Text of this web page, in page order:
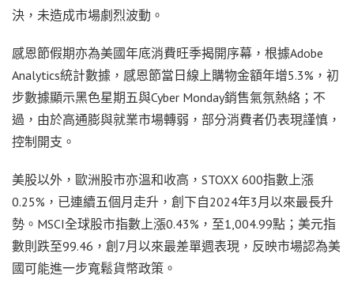
決，未造成市場劇烈波動。
感恩節假期亦為美國年底消費旺季揭開序幕，根據Adobe
Analytics統計數據，感恩節當日線上購物金額年增5.3%，初
步數據顯示黑色星期五與Cyber Monday銷售氣氛熱絡；不
過，由於高通膨與就業市場轉弱，部分消費者仍表現謹慎，
控制開支。
美股以外，歐洲股市亦溫和收高，STOXX 600指數上漲
0.25%，已連續五個月走升，創下自2024年3月以來最長升
勢。MSCI全球股市指數上漲0.43%，至1,004.99點；美元指
數則跌至99.46，創7月以來最差單週表現，反映市場認為美
國可能進一步寬鬆貨幣政策。